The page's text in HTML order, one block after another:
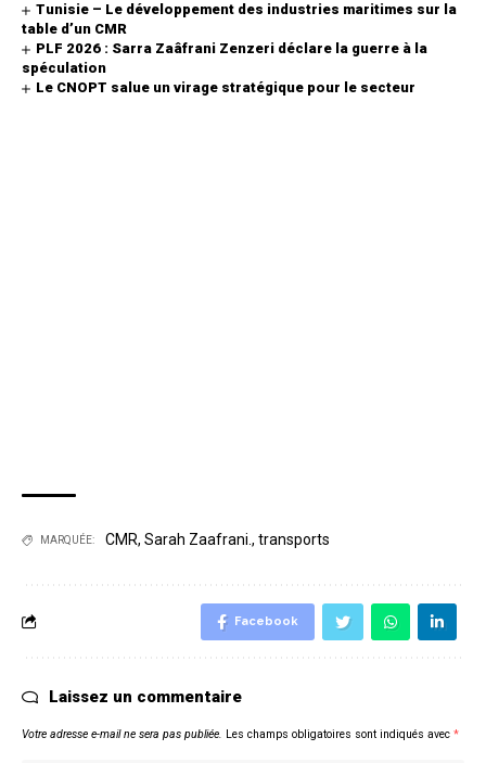
Tunisie – Le développement des industries maritimes sur la
table d’un CMR
PLF 2026 : Sarra Zaâfrani Zenzeri déclare la guerre à la
spéculation
Le CNOPT salue un virage stratégique pour le secteur
MARQUÉE: CMR, Sarah Zaafrani., transports
Facebook
Laissez un commentaire
Votre adresse e-mail ne sera pas publiée. Les champs obligatoires sont indiqués avec *